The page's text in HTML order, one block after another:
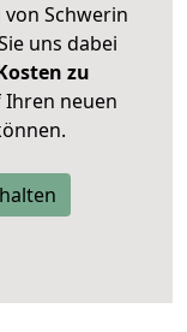
Schwerin
uns dabei
zu
Ihren neuen